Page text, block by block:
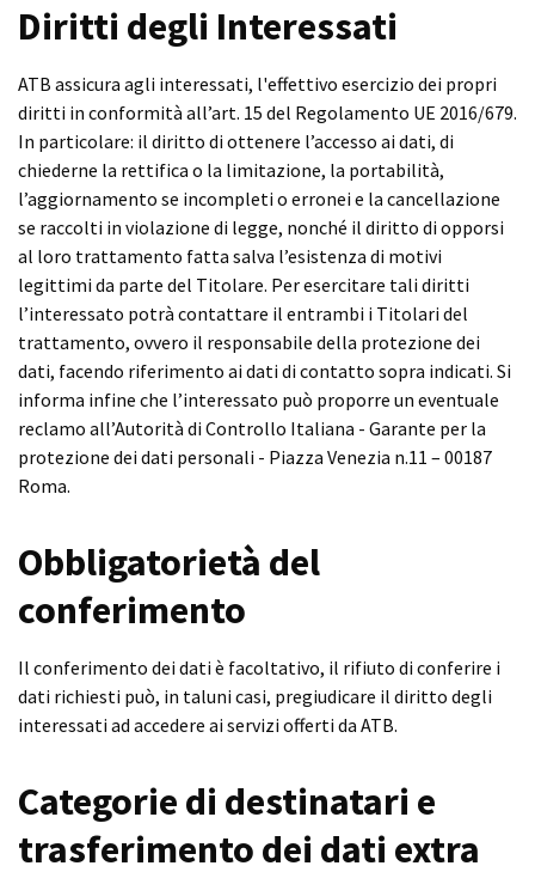
Diritti degli Interessati
ATB assicura agli interessati, l'effettivo esercizio dei propri
diritti in conformità all’art. 15 del Regolamento UE 2016/679.
In particolare: il diritto di ottenere l’accesso ai dati, di
chiederne la rettifica o la limitazione, la portabilità,
l’aggiornamento se incompleti o erronei e la cancellazione
se raccolti in violazione di legge, nonché il diritto di opporsi
al loro trattamento fatta salva l’esistenza di motivi
legittimi da parte del Titolare. Per esercitare tali diritti
l’interessato potrà contattare il entrambi i Titolari del
trattamento, ovvero il responsabile della protezione dei
dati, facendo riferimento ai dati di contatto sopra indicati. Si
informa infine che l’interessato può proporre un eventuale
reclamo all’Autorità di Controllo Italiana - Garante per la
protezione dei dati personali - Piazza Venezia n.11 – 00187
Roma.
Obbligatorietà del
conferimento
Il conferimento dei dati è facoltativo, il rifiuto di conferire i
dati richiesti può, in taluni casi, pregiudicare il diritto degli
interessati ad accedere ai servizi offerti da ATB.
Categorie di destinatari e
trasferimento dei dati extra